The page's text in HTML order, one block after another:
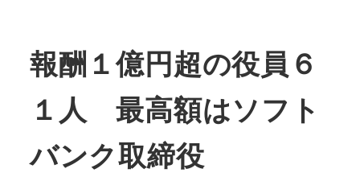
報酬１億円超の役員６
１人 最高額はソフト
バンク取締役